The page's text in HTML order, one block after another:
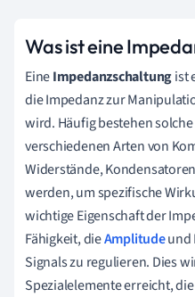
Was ist eine
EineImpedanzschaltungist
die Impedanz zur
wird. Häufig bestehen
verschiedenen Arten von
Widerstände,
werden, um spezifische
wichtige Eigenschaft der
Fähigkeit, dieAmplitudeund
Signals zu regulieren. Dies
Spezialelemente erreicht,